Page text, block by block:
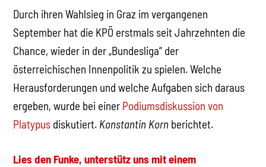
Durch ihren Wahlsieg in Graz im vergangenen
September hat die KPÖ erstmals seit Jahrzehnten die
Chance, wieder in der „Bundesliga“ der
österreichischen Innenpolitik zu spielen. Welche
Herausforderungen und welche Aufgaben sich daraus
ergeben, wurde bei einer Podiumsdiskussion von
Platypus diskutiert. Konstantin Korn berichtet.
Lies den Funke, unterstütz uns mit einem